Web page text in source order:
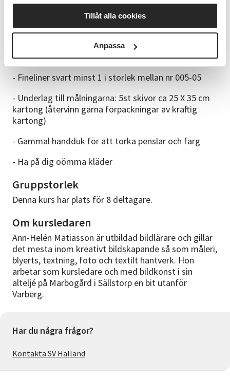
Tillåt alla cookies
Anpassa
- Akvarellpensel nr6 eller nr8
- Akryltusch - Maskeringstejp
- Fineliner svart minst 1 i storlek mellan nr 005-05
- Underlag till målningarna: 5st skivor ca 25 X 35 cm
kartong (återvinn gärna förpackningar av kraftig
kartong)
- Gammal handduk för att torka penslar och färg
- Ha på dig oömma kläder
Gruppstorlek
Denna kurs har plats för 8 deltagare.
Om kursledaren
Ann-Helén Matiasson är utbildad bildlärare och gillar
det mesta inom kreativt bildskapande så som måleri,
blyerts, textning, foto och textilt hantverk. Hon
arbetar som kursledare och med bildkonst i sin
alteljé på Marbogård i Sällstorp en bit utanför
Varberg.
Har du några frågor?
Kontakta SV Halland